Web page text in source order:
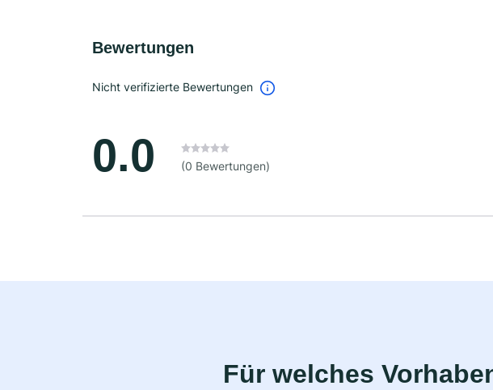
Bewertungen
Nicht verifizierte Bewertungen
0.0 (0 Bewertungen)
Für welches